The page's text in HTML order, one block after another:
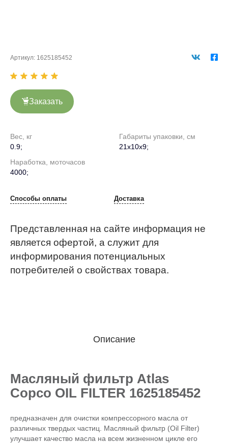
Артикул: 1625185452
Заказать
Вес, кг
0.9;
Габариты упаковки, см
21х10х9;
Наработка, моточасов
4000;
Способы оплаты Доставка
Представленная на сайте информация не
является офертой, а служит для
информирования потенциальных
потребителей о свойствах товара.
Описание
Масляный фильтр Atlas
Copco OIL FILTER 1625185452
предназначен для очистки компрессорного масла от
различных твердых частиц. Масляный фильтр (Oil Filter)
улучшает качество масла на всем жизненном цикле его